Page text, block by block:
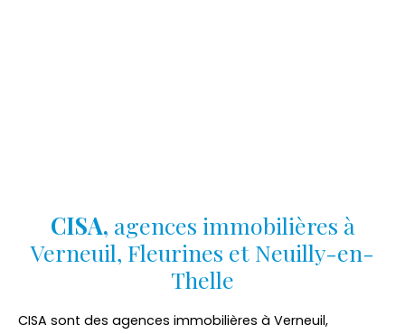
CISA, agences immobilières à
Verneuil, Fleurines et Neuilly-en-
Thelle
CISA sont des agences immobilières à Verneuil,